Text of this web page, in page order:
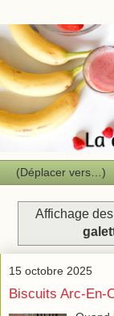
Affichage
15 octobre 2025
Biscuits Arc-En-